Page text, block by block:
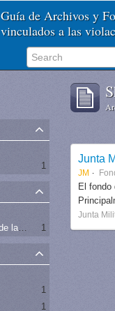
Guía de Archivos y
vinculados a las
1
Dirección de Estudios Históricos de la Fuerza Aérea
1
1
1
Junta
JM
El
Junta